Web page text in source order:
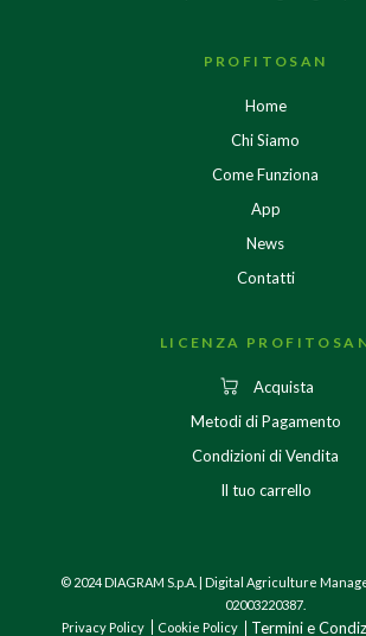
PROFITOSAN
Home
Chi Siamo
Come Funziona
App
News
Contatti
LICENZA
Acquista
Metodi di Pagamento
Condizioni di Vendita
Il tuo carrello
© 2024 DIAGRAM S.p.A. | Digital Agriculture
02003220387.
Privacy Policy
Cookie Policy Termini e